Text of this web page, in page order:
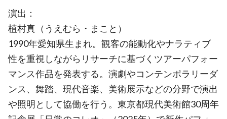
演出：
植村真（うえむら・まこと）
1990年愛知県生まれ。観客の能動化やナラティブ
性を重視しながらリサーチに基づくツアーパフォー
マンス作品を発表する。演劇やコンテンポラリーダ
ンス、舞踏、現代音楽、美術展示などの分野で演出
や照明として協働を行う。東京都現代美術館30周年